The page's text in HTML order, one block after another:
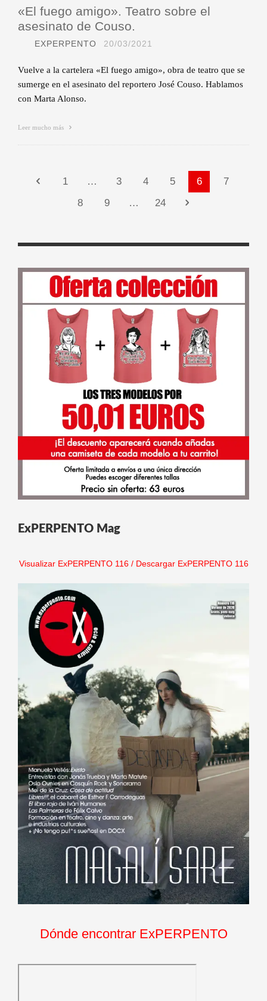
«El fuego amigo». Teatro sobre el
asesinato de Couso.
EXPERPENTO 20/03/2021
Vuelve a la cartelera «El fuego amigo», obra de teatro que se
sumerge en el asesinato del reportero José Couso. Hablamos
con Marta Alonso.
Leer mucho más
1 … 3 4 5 6
7
8
9 … 24
ExPERPENTO Mag
Visualizar ExPERPENTO 116/ Descargar ExPERPENTO 116
Dónde encontrar ExPERPENTO